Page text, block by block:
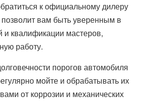
к официальному дилеру
вам быть уверенным в
и квалификации мастеров,
работу.
порогов автомобиля
мойте и обрабатывать их
от коррозии и механических